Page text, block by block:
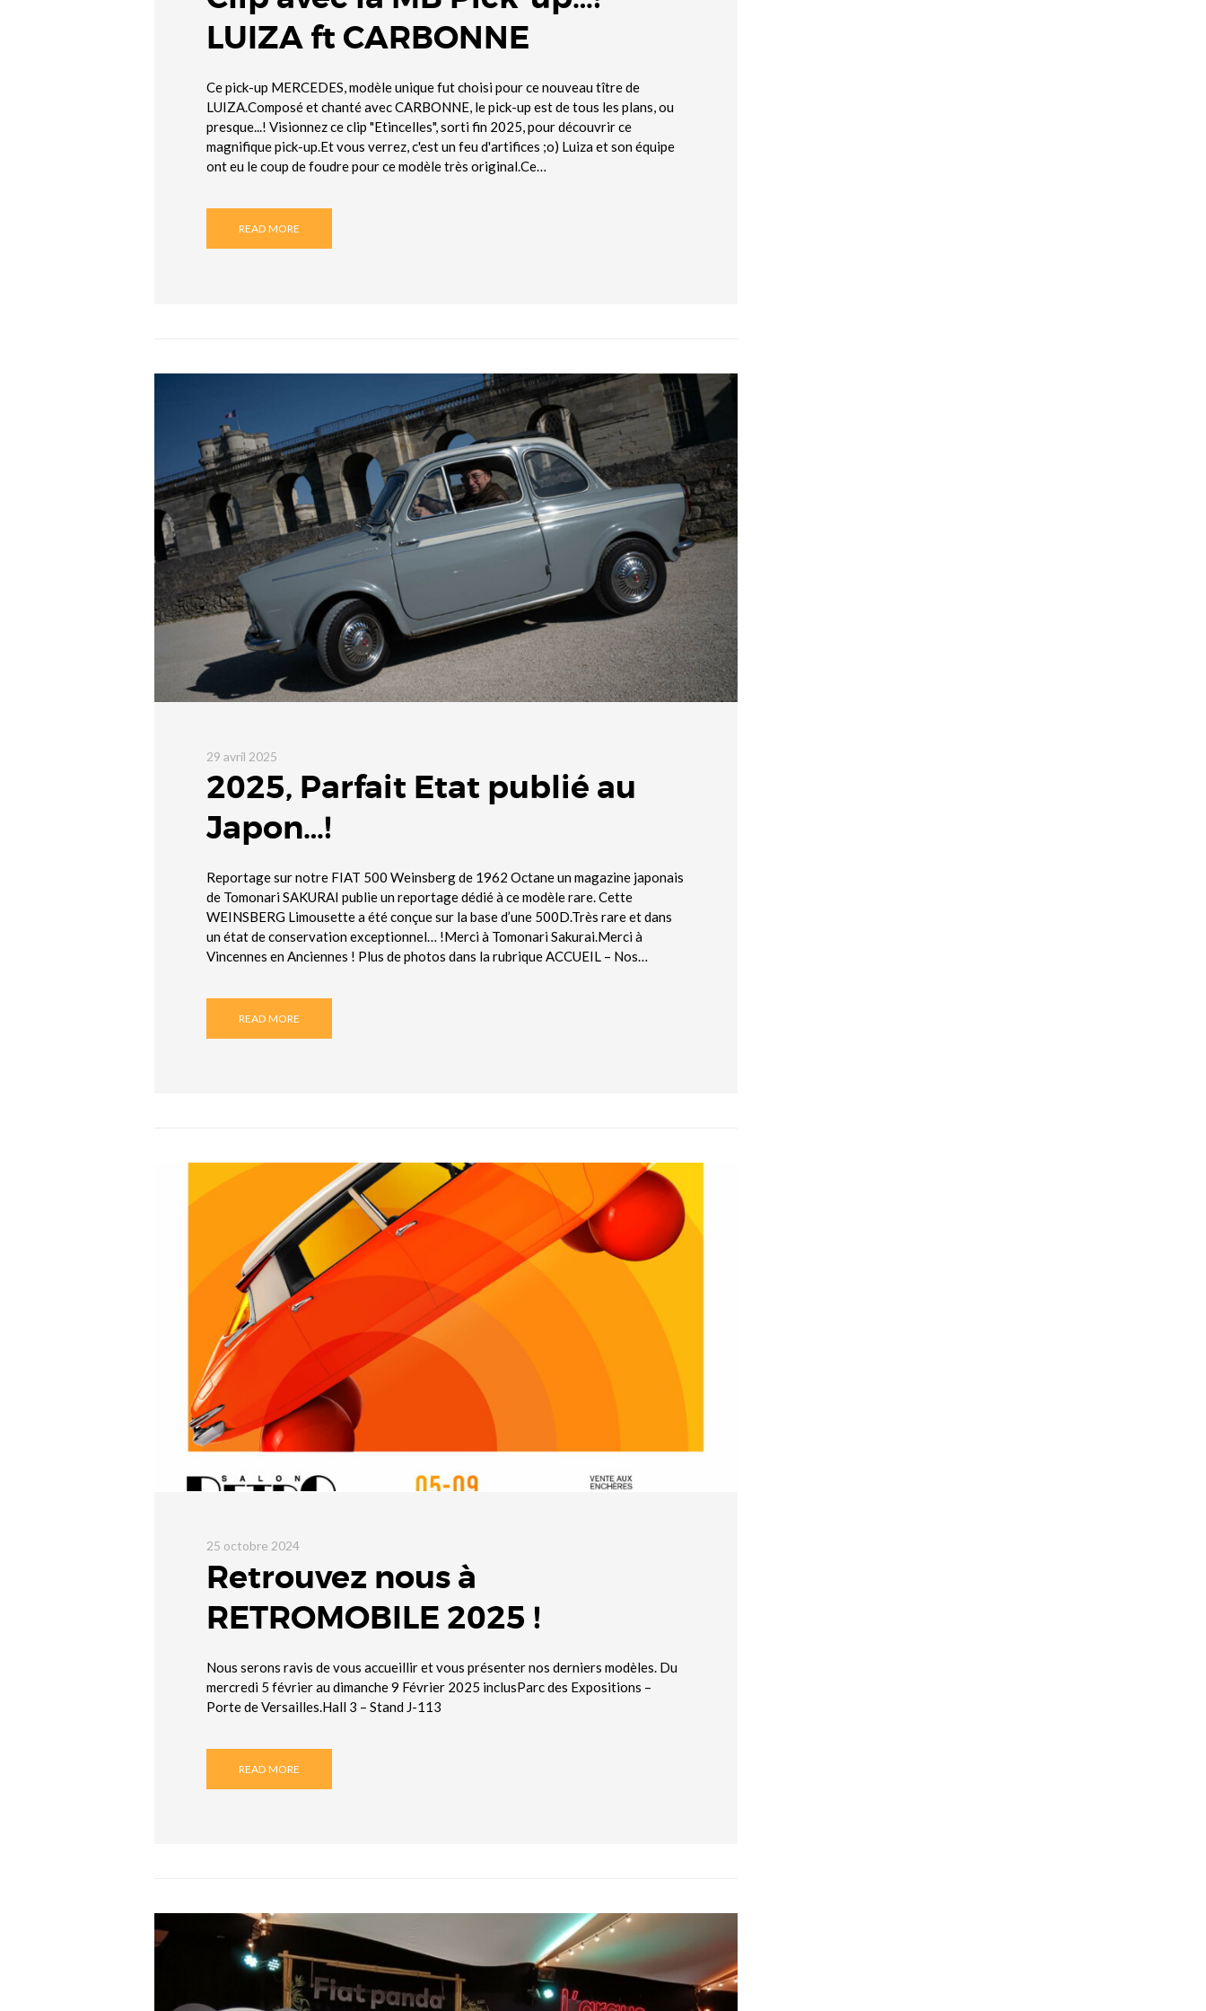
LUIZA ft CARBONNE
Ce pick-up MERCEDES, modèle unique fut choisi pour ce nouveau tître de
LUIZA.Composé et chanté avec CARBONNE, le pick-up est de tous les plans, ou
presque...! Visionnez ce clip "Etincelles", sorti fin 2025, pour découvrir ce
magnifique pick-up.Et vous verrez, c'est un feu d'artifices ;o) Luiza et son équipe
ont eu le coup de foudre pour ce modèle très original.Ce…
READ MORE
29 avril 2025
2025, Parfait Etat publié au
Japon…!
Reportage sur notre FIAT 500 Weinsberg de 1962 Octane un magazine japonais
de Tomonari SAKURAI publie un reportage dédié à ce modèle rare. Cette
WEINSBERG Limousette a été conçue sur la base d’une 500D.Très rare et dans
un état de conservation exceptionnel… !Merci à Tomonari Sakurai.Merci à
Vincennes en Anciennes ! Plus de photos dans la rubrique ACCUEIL – Nos…
READ MORE
25 octobre 2024
Retrouvez nous à
RETROMOBILE 2025 !
Nous serons ravis de vous accueillir et vous présenter nos derniers modèles. Du
mercredi 5 février au dimanche 9 Février 2025 inclusParc des Expositions –
Porte de Versailles.Hall 3 – Stand J-113
READ MORE